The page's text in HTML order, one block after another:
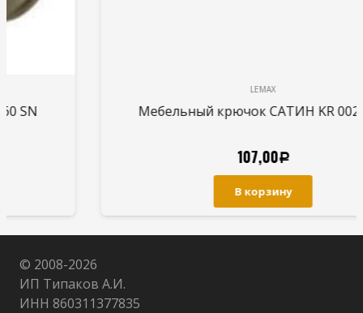
Мебельный крючок САТИН KR 0020 SN
© 2008-2026
ИП Типаков А.И.
ИНН 860311377835